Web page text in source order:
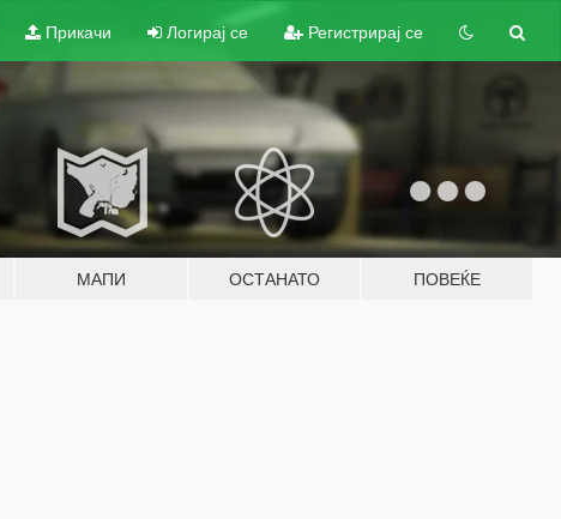
Прикачи Логирај се Регистрирај се
МАПИ ОСТАНАТО ПОВЕЌЕ